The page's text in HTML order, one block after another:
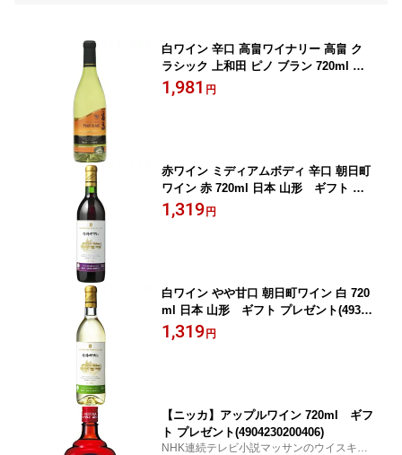
白ワイン 辛口 高畠ワイナリー 高畠 ク
ラシック 上和田 ピノ ブラン 720ml 日
本 山形 ギフト プレゼント(492020551
1377)
1,981 円
赤ワイン ミディアムボディ 辛口 朝日町
ワイン 赤 720ml 日本 山形 ギフト プ
レゼント(4932823072314)
1,319円
白ワイン やや甘口 朝日町ワイン 白 720
ml 日本 山形 ギフト プレゼント(49328
23072321)
1,319円
【ニッカ】アップルワイン 720ml ギフ
ト プレゼント(4904230200406)
NHK連続テレビ小説マッサンのウイスキ